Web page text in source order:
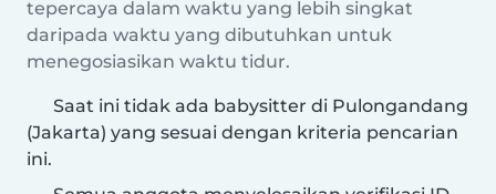
tepercaya dalam waktu yang lebih singkat
daripada waktu yang dibutuhkan untuk
menegosiasikan waktu tidur.
Saat ini tidak ada babysitter di Pulongandang
(Jakarta) yang sesuai dengan kriteria pencarian
ini.